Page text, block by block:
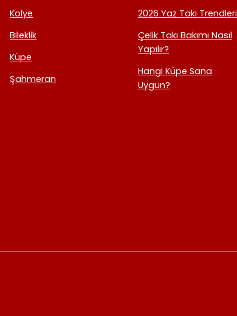
Kolye
Bileklik
Küpe
Şahmeran
2026 Yaz Takı Trendleri
Çelik Takı Bakımı Nasıl
Yapılır?
Hangi Küpe Sana
Uygun?